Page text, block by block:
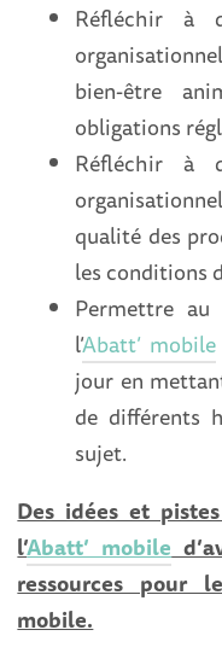
Réfléchir à
bien-être
obligations
Réfléchir à
qualité des
les conditions
Permettre
l’Abatt’ mobile
jour en
de différents
sujet.
Des idées et
l’Abatt’ mobile
ressources pour
mobile.